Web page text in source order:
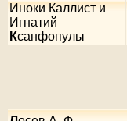
Иноки Каллист и
Игнатий
Ксанфопулы